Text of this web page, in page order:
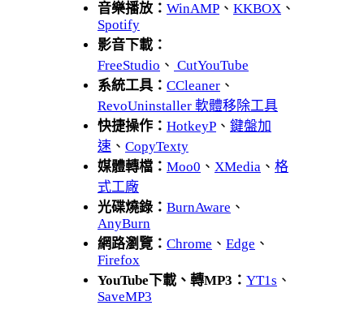
音樂播放： WinAMP 、 KKBOX 、
Spotify
影音下載：
FreeStudio 、 CutYouTube
系統工具： CCleaner 、
RevoUninstaller 軟體移除工具
快捷操作： HotkeyP 、 鍵盤加
速 、 CopyTexty
媒體轉檔： Moo0 、 XMedia 、 格
式工廠
光碟燒錄： BurnAware 、
AnyBurn
網路瀏覽： Chrome 、 Edge 、
Firefox
YouTube下載、轉MP3： YT1s 、
SaveMP3